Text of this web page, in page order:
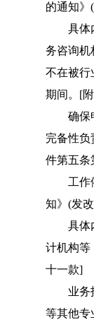
的通知》
具体内
务咨询机
不在被行
期间。[
确保申
完备性负
件第五条
工作依
知》(发
具体内
计机构等
十一款]
业务拓
等其他专